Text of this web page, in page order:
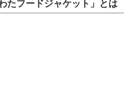
たフードジャケット」とは